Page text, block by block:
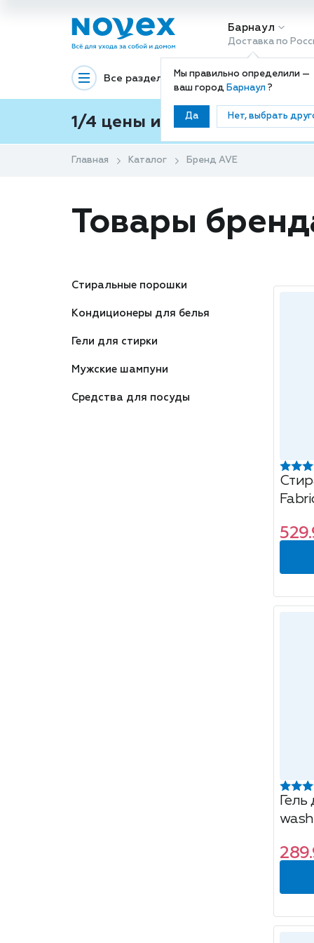
Барнаул
Доставка по
Мы правильно определили —
ваш город Барнаул?
Да Нет, выбрать
Все разделы Декоративная
1/4 цены и покупки ваши с
Главная Каталог Бренд AVE
Товары
Стиральные порошки
Кондиционеры для белья
Гели для стирки
Мужские шампуни
Средства для посуды